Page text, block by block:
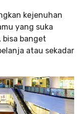
kejenuhan
yang suka
bisa banget
atau sekadar